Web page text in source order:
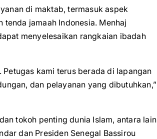
di maktab, termasuk aspek
jamaah Indonesia. Menhaj
menyelesaikan rangkaian ibadah
kami terus berada di lapangan
dan pelayanan yang dibutuhkan,”
tokoh penting dunia Islam, antara lain
dan Presiden Senegal Bassirou